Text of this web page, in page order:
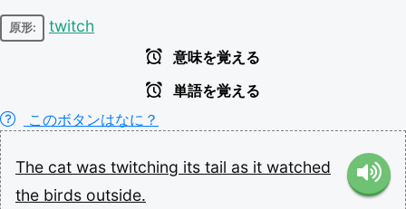
原形: twitch
意味を覚える
単語を覚える
このボタンはなに？
The cat was twitching its tail as it watched
the birds outside.